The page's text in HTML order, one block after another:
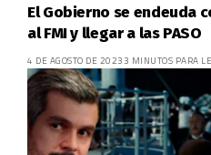
El Gobierno se endeuda
al FMI y llegar a las PASO
4 DE AGOSTO DE 2023 3 MINUTOS PARA